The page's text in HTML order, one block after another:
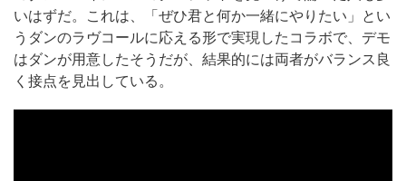
いはずだ。これは、「ぜひ君と何か一緒にやりたい」とい
うダンのラヴコールに応える形で実現したコラボで、デモ
はダンが用意したそうだが、結果的には両者がバランス良
く接点を見出している。